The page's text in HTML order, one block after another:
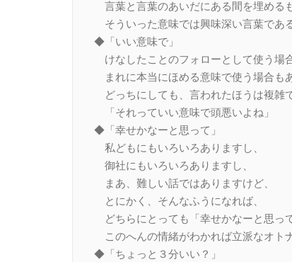
言葉と言葉のあいだにある間を埋める
そういった意味では興味深い言葉である
◆「いい意味で」
けなしたことのフォローとして使う場
まれに本当にほめる意味で使う場合もあ
どっちにしても、言われたほうは複雑
「それっていい意味で頭悪いよね」
◆「幸せかなーと思って」
私どもにもいろいろありますし、
御社にもいろいろありますし、
まあ、難しい話ではありますけど、
とにかく、そんなふうになれば、
どちらにとっても「幸せかなーと思って
このへんの情緒がわかれば立派なオトナ
◆「ちょっと３分いい？」